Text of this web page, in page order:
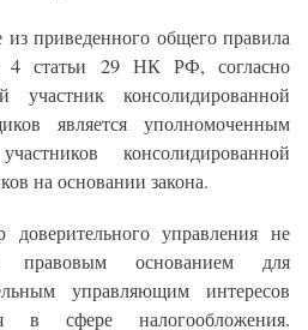
приведенного общего правила
4 статьи 29 НК РФ, согласно
участник консолидированной
является уполномоченным
консолидированной
на основании закона.
управления не
правовым основанием для
управляющим интересов
в сфере налогообложения.